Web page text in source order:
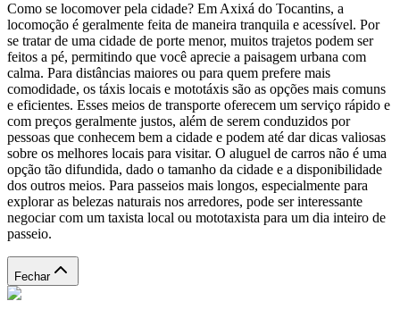
Como se locomover pela cidade? Em Axixá do Tocantins, a
locomoção é geralmente feita de maneira tranquila e acessível. Por
se tratar de uma cidade de porte menor, muitos trajetos podem ser
feitos a pé, permitindo que você aprecie a paisagem urbana com
calma. Para distâncias maiores ou para quem prefere mais
comodidade, os táxis locais e mototáxis são as opções mais comuns
e eficientes. Esses meios de transporte oferecem um serviço rápido e
com preços geralmente justos, além de serem conduzidos por
pessoas que conhecem bem a cidade e podem até dar dicas valiosas
sobre os melhores locais para visitar. O aluguel de carros não é uma
opção tão difundida, dado o tamanho da cidade e a disponibilidade
dos outros meios. Para passeios mais longos, especialmente para
explorar as belezas naturais nos arredores, pode ser interessante
negociar com um taxista local ou mototaxista para um dia inteiro de
passeio.
Fechar